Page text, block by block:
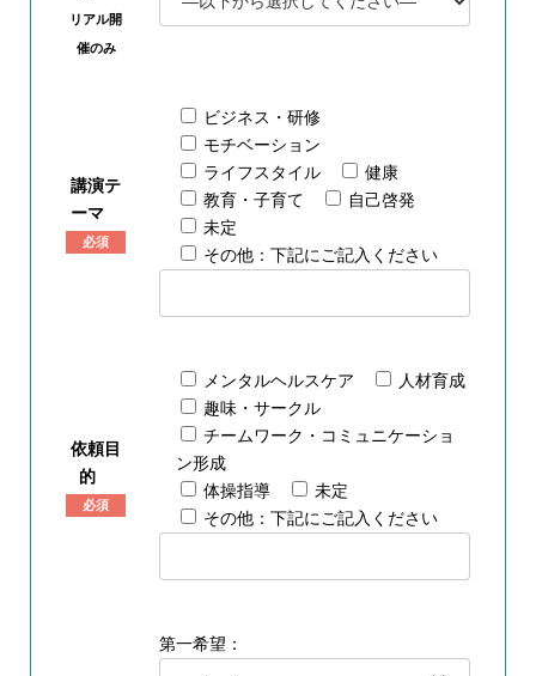
リアル開
催のみ
講演テ
ーマ
必須
ビジネス・研修
モチベーション
ライフスタイル
健康
教育・子育て
自己啓発
未定
その他：下記にご記入ください
依頼目
的
必須
メンタルヘルスケア
人材育成
趣味・サークル
チームワーク・コミュニケーショ
ン形成
体操指導
未定
その他：下記にご記入ください
第一希望：